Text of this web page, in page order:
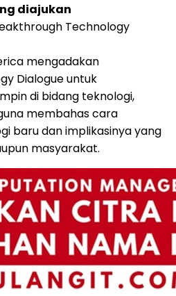
diajukan
Technology
mengadakan
Dialogue untuk
di bidang teknologi,
membahas cara
baru dan implikasinya yang
masyarakat.